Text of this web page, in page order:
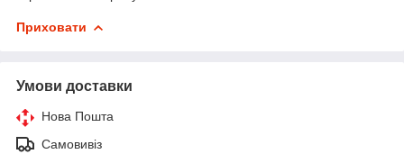
Приховати
Умови доставки
Нова Пошта
Самовивіз